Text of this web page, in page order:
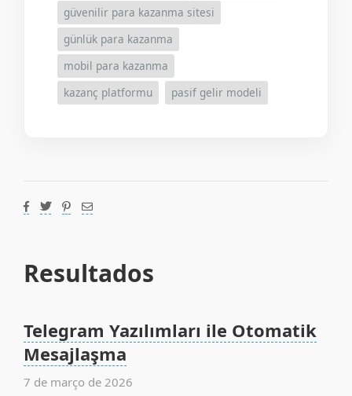
güvenilir para kazanma sitesi
günlük para kazanma
mobil para kazanma
kazanç platformu
pasif gelir modeli
Resultados
Telegram Yazılımları ile Otomatik
Mesajlaşma
7 de março de 2026